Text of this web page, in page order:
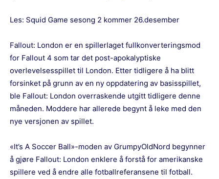
Les: Squid Game sesong 2 kommer 26.desember
Fallout: London er en spillerlaget fullkonverteringsmod
for Fallout 4 som tar det post-apokalyptiske
overlevelsesspillet til London. Etter tidligere å ha blitt
forsinket på grunn av en ny oppdatering av basisspillet,
ble Fallout: London overraskende utgitt tidligere denne
måneden. Moddere har allerede begynt å leke med den
nye versjonen av spillet.
«It’s A Soccer Ball»-moden av GrumpyOldNord begynner
å gjøre Fallout: London enklere å forstå for amerikanske
spillere ved å endre alle fotballreferansene til fotball.